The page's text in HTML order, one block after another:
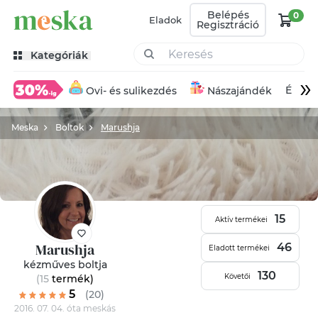
Eladok Belépés
Regisztráció
0
Kategóriák
Ovi- és sulikezdés Nászajándék »
Meska Boltok Marushja
Marushja
kézműves boltja
(15 termék)
5 (20)
2016. 07. 04. óta meskás
Aktív termékei 15
Eladott termékei 46
Követői 130